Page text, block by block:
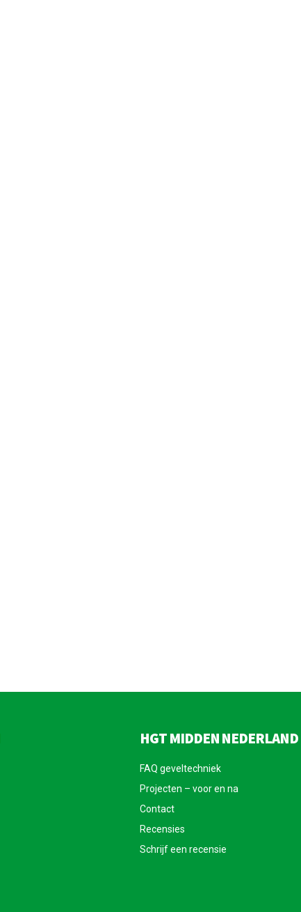
HGT MIDDEN NEDERLAND
FAQ geveltechniek
Projecten – voor en na
Contact
Recensies
Schrijf een recensie